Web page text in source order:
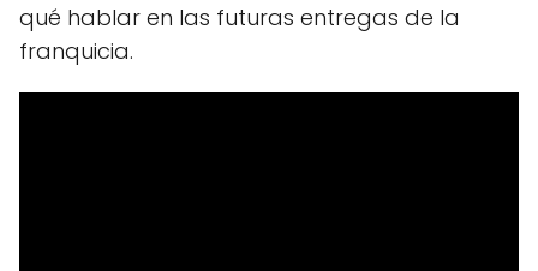
qué hablar en las futuras entregas de la
franquicia.